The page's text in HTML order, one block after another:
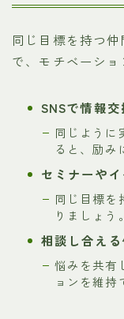
同じ目標を持つ
で、モチベーショ
SNSで情報交
同じように
ると、励み
セミナーや
同じ目標を
りましょう。
相談し合え
悩みを共有
ョンを維持